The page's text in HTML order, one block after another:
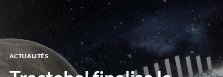
menu
ACTUALITÉS